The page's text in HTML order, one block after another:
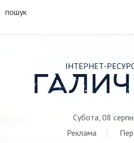
пошук
ІНТЕРНЕТ-
Субота, 08
Реклама